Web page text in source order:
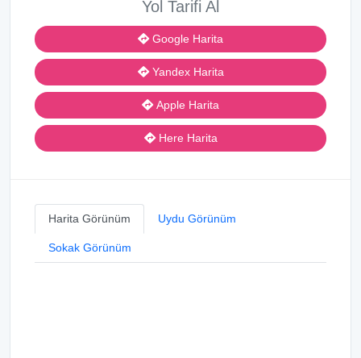
Yol Tarifi Al
Google Harita
Yandex Harita
Apple Harita
Here Harita
Harita Görünüm Uydu Görünüm
Sokak Görünüm